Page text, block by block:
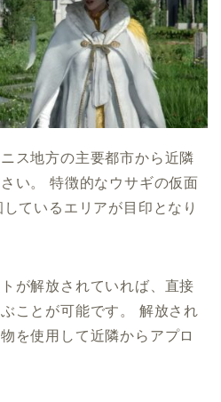
ス地方の主要都市から近隣
い。 特徴的なウサギの仮面
ているエリアが目印となり
が解放されていれば、直接
ことが可能です。 解放され
を使用して近隣からアプロ